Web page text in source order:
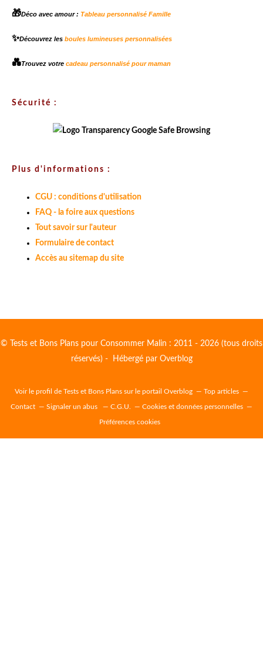
🎁Déco avec amour : Tableau personnalisé Famille
✨Découvrez les boules lumineuses personnalisées
💑Trouvez votre cadeau personnalisé pour maman
Sécurité :
Plus d'informations :
CGU : conditions d'utilisation
FAQ - la foire aux questions
Tout savoir sur l'auteur
Formulaire de contact
Accès au sitemap du site
© Tests et Bons Plans pour Consommer Malin : 2011 - 2026 (tous droits
réservés) - Hébergé par Overblog
Voir le profil de Tests et Bons Plans sur le portail Overblog Top articles
Contact Signaler un abus C.G.U. Cookies et données personnelles
Préférences cookies